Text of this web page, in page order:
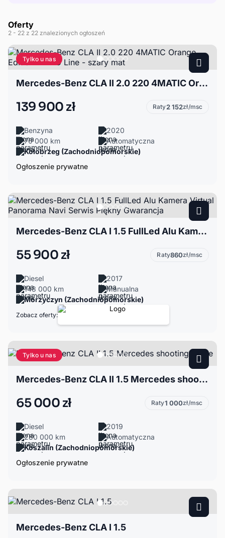
Oferty
2 - 22 z 22 znalezionych ogłoszeń
Tylko u nas
Mercedes-Benz CLA II 2.0 220 4MATIC Orange Edition - AMG Line - szary mat
139 900 zł Raty2 152zł/msc
Benzyna
2020
70 000 km
Automatyczna
Kołobrzeg (Zachodniopomorskie)
Ogłoszenie prywatne
Mercedes-Benz CLA I 1.5 FullLed Alu Kamera Virtual Panorama Navi Serwis Piękny Gwarancja
55 900 zł Raty860zł/msc
Diesel
2017
148 000 km
Manualna
Morzyczyn (Zachodniopomorskie)
Zobacz oferty:
Tylko u nas
Mercedes-Benz CLA II 1.5 Mercedes shooting brake
65 000 zł Raty1 000zł/msc
Diesel
2019
280 000 km
Automatyczna
Koszalin (Zachodniopomorskie)
Ogłoszenie prywatne
Mercedes-Benz CLA I 1.5